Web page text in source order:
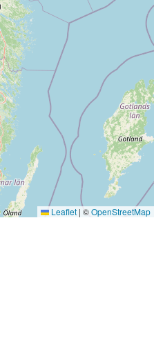
Leaflet | ©OpenStreetMap